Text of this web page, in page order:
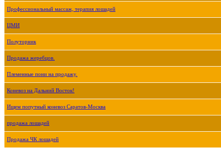
Профессиональный массаж, терапия лошадей
ЦМИ
Полуторник
Продажа жеребцов.
Племенные пони на продажу.
Коневоз на Дальний Восток!
Ищем попутный коневоз Саратов-Москва
продажа лошадей
Продажа ЧК лошадей